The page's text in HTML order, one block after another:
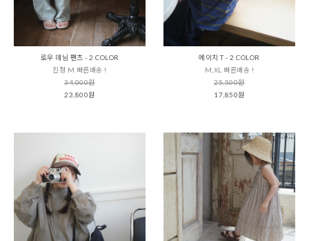
로우 데님 팬츠 - 2 COLOR
진청 M 빠른배송 !
34,000원
23,800원
에이치 T - 2 COLOR
M,XL 빠른배송 !
25,500원
17,850원